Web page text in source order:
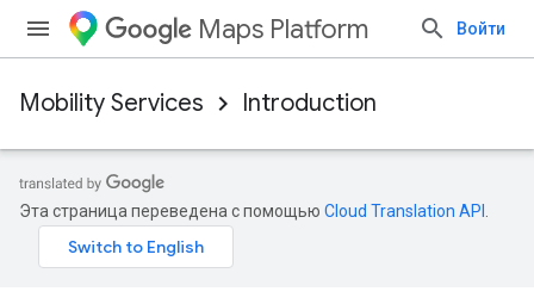
Maps Platform Войти
Mobility Services Introduction
Эта страница переведена с помощью Cloud Translation API